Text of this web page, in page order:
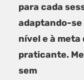
para cada
adaptando-se
nível e à meta
praticante.
sem